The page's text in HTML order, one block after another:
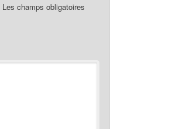
Les champs obligatoires